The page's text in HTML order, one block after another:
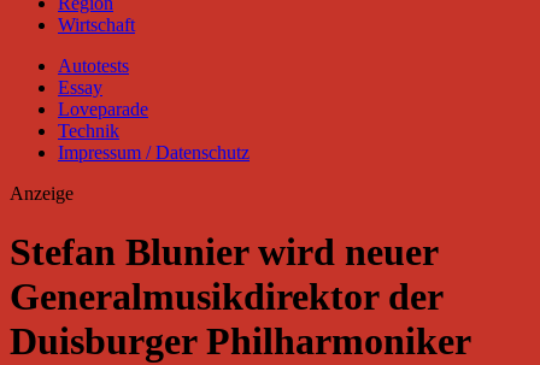
Wirtschaft
Autotests
Essay
Loveparade
Technik
Impressum / Datenschutz
Anzeige
Stefan Blunier wird neuer
Generalmusikdirektor der
Duisburger Philharmoniker